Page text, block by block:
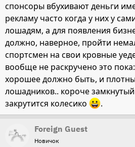
спонсоры вбухивают деньги
рекламу часто когда у них у
лошадям, а для появления
должно, наверное, пройти
спортсмен на свои кровные
вообще не раскручено это
хорошее должно быть, и
лошадников.. короче замкнутый
закрутится колесико
.
Foreign Guest
Новичок